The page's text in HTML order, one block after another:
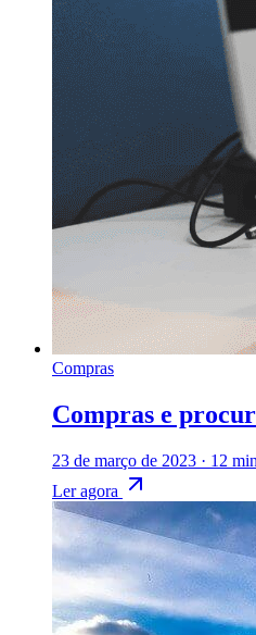
Compras
Compras e
23 de março de 2023 · 12
Ler agora